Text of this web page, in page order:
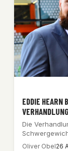
EDDIE HEARN
Die
Tyson Fury
Oliver Obel26